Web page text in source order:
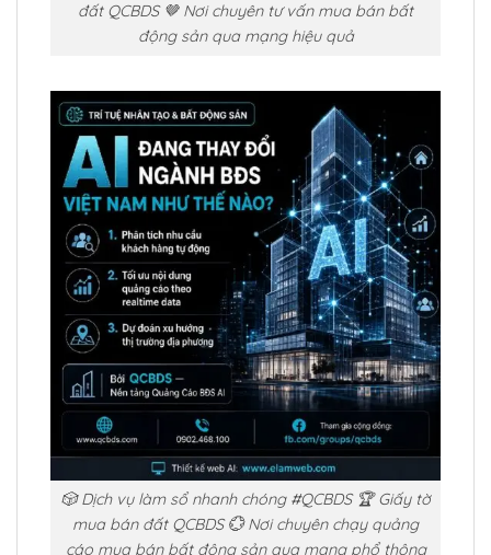
đất QCBDS 🤎 Nơi chuyên tư vấn mua bán bất
động sản qua mạng hiệu quả
🎲 Dịch vụ làm sổ nhanh chóng #QCBDS 🏆 Giấy tờ
mua bán đất QCBDS 💮 Nơi chuyên chạy quảng
cáo mua bán bất động sản qua mạng phổ thông